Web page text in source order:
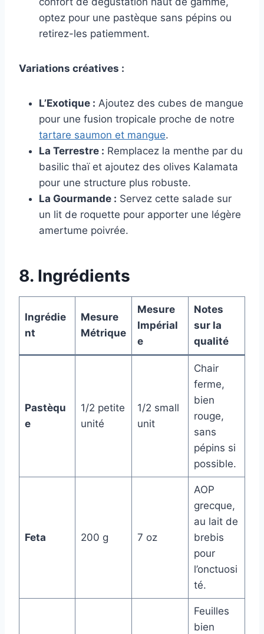
optez pour une pastèque sans pépins ou
retirez-les patiemment.
Variations créatives :
L’Exotique : Ajoutez des cubes de mangue
pour une fusion tropicale proche de notre
tartare saumon et mangue.
La Terrestre : Remplacez la menthe par du
basilic thaï et ajoutez des olives Kalamata
pour une structure plus robuste.
La Gourmande : Servez cette salade sur
un lit de roquette pour apporter une légère
amertume poivrée.
8. Ingrédients
Ingrédie
nt
Mesure
Métrique
Mesure
Impérial
e
Notes
sur la
qualité
Pastèqu
e
1/2 petite
unité
1/2 small
unit
Chair
ferme,
bien
rouge,
sans
pépins si
possible.
Feta 200 g 7 oz
AOP
grecque,
au lait de
brebis
pour
l’onctuosi
té.
Feuilles
bien